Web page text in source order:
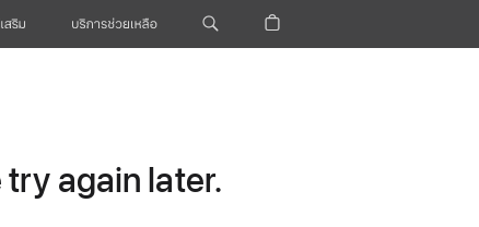
ริม บริการช่วยเหลือ
again later.